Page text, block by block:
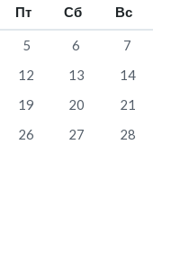
Пт Сб Вс
5 6
7
12 13
14
19 20
21
26 27
28